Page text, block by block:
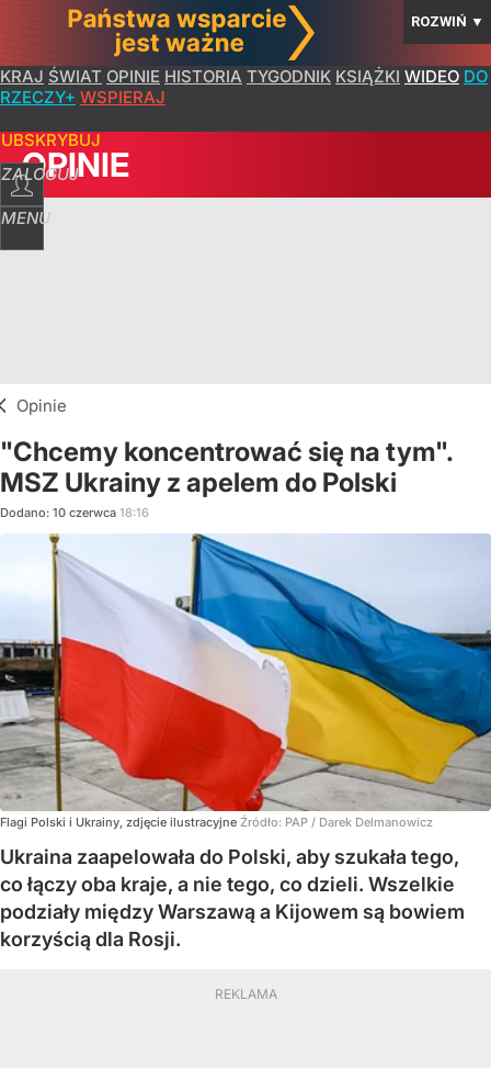
ROZWIŃ ▼
KRAJ ŚWIAT OPINIE HISTORIA TYGODNIK KSIĄŻKI WIDEO DO
RZECZY+ WSPIERAJ
ZALOGUJ
MENU
OPINIE
Opinie
"Chcemy koncentrować się na tym".
MSZ Ukrainy z apelem do Polski
Dodano: 10 czerwca 18:16
Flagi Polski i Ukrainy, zdjęcie ilustracyjne Źródło: PAP / Darek Delmanowicz
Ukraina zaapelowała do Polski, aby szukała tego,
co łączy oba kraje, a nie tego, co dzieli. Wszelkie
podziały między Warszawą a Kijowem są bowiem
korzyścią dla Rosji.